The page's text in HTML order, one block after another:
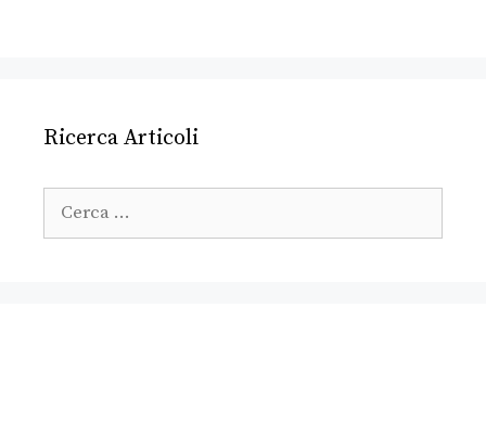
Ricerca Articoli